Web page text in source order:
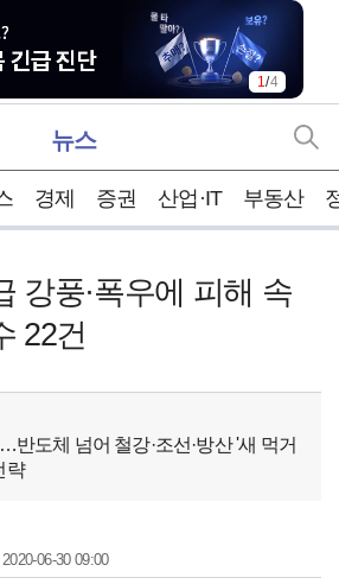
1/4
뉴스
경제 증권 산업·IT 부동산
강풍·폭우에 피해 속
22건
반도체 넘어 철강·조선·방산 '새 먹거
략
2020-06-30 09:00